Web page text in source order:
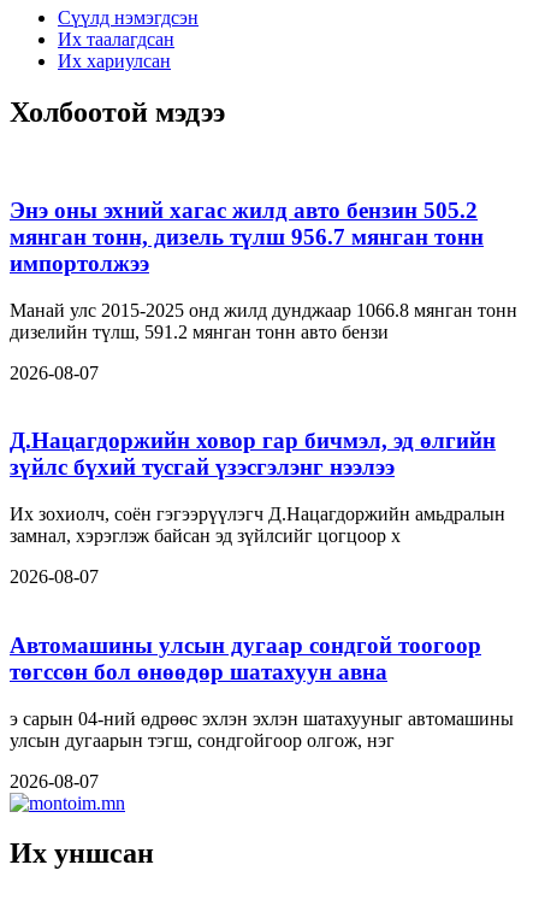
Сүүлд нэмэгдсэн
Их таалагдсан
Их хариулсан
Холбоотой мэдээ
Энэ оны эхний хагас жилд авто бензин 505.2
мянган тонн, дизель түлш 956.7 мянган тонн
импортолжээ
Манай улс 2015-2025 онд жилд дунджаар 1066.8 мянган тонн
дизелийн түлш, 591.2 мянган тонн авто бензи
2026-08-07
Д.Нацагдоржийн ховор гар бичмэл, эд өлгийн
зүйлс бүхий тусгай үзэсгэлэнг нээлээ
Их зохиолч, соён гэгээрүүлэгч Д.Нацагдоржийн амьдралын
замнал, хэрэглэж байсан эд зүйлсийг цогцоор х
2026-08-07
Автомашины улсын дугаар сондгой тоогоор
төгссөн бол өнөөдөр шатахуун авна
э сарын 04-ний өдрөөс эхлэн эхлэн шатахууныг автомашины
улсын дугаарын тэгш, сондгойгоор олгож, нэг
2026-08-07
Их уншсан